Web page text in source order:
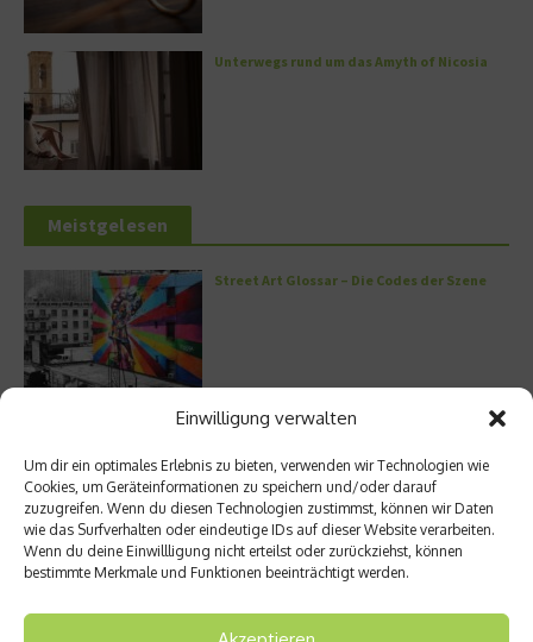
Einwilligung verwalten
Um dir ein optimales Erlebnis zu bieten, verwenden wir Technologien wie
Cookies, um Geräteinformationen zu speichern und/oder darauf
zuzugreifen. Wenn du diesen Technologien zustimmst, können wir Daten
wie das Surfverhalten oder eindeutige IDs auf dieser Website verarbeiten.
Wenn du deine Einwillligung nicht erteilst oder zurückziehst, können
bestimmte Merkmale und Funktionen beeinträchtigt werden.
Unterwegs rund um das Amyth of Nicosia
Meistgelesen
Street Art Glossar – Die Codes der Szene
Architektur: Verrückte Häuser
Kann man Hunde vegan ernähren?